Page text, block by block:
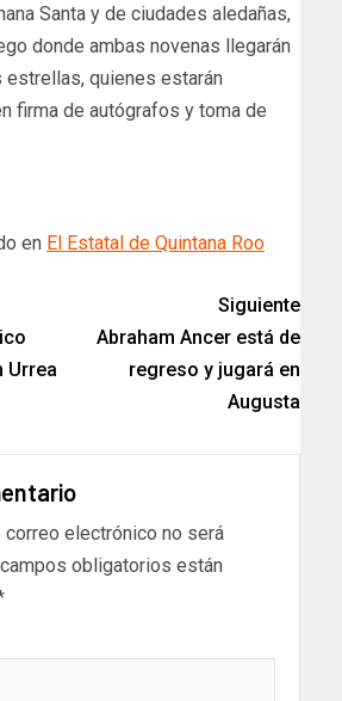
Santa y de ciudades aledañas,
donde ambas novenas llegarán
estrellas, quienes estarán
firma de autógrafos y toma de
en El Estatal de Quintana Roo
Urrea
Siguiente
Abraham Ancer está de
regreso y jugará en
Augusta
correo electrónico no será
obligatorios están